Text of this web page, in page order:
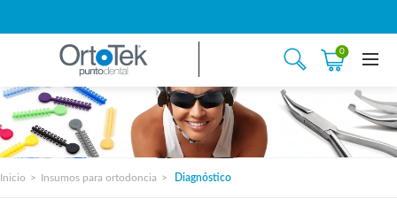
0
Inicio Insumos para ortodoncia Diagnóstico